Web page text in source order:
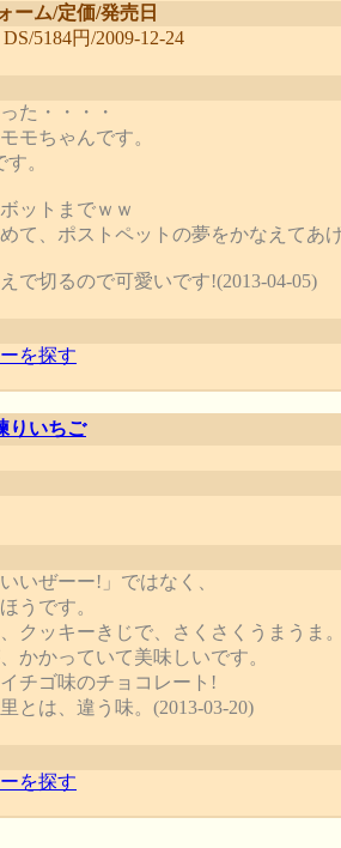
ーム/定価/発売日
5184円/2009-12-24
た・・・・
モちゃんです。
。
ットまでｗｗ
て、ポストペットの夢をかなえてあ
で切るので可愛いです!(2013-04-05)
を探す
りいちご
いぜーー!」ではなく、
うです。
クッキーきじで、さくさくうまうま
かかっていて美味しいです。
チゴ味のチョコレート!
とは、違う味。(2013-03-20)
を探す